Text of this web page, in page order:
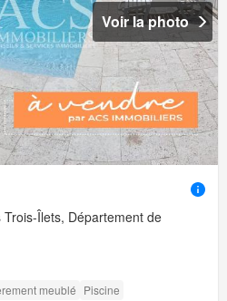
Voir la photo
Îlets, Département de
meublé Piscine